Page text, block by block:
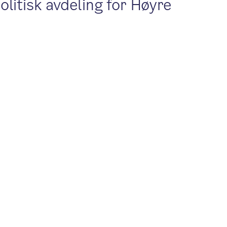
avdeling for Høyre